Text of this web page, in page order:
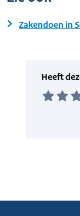
Zakendoen in